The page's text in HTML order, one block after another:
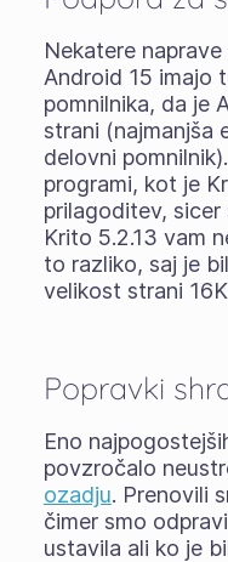
Nekatere
Android 15 imajo
pomnilnika, da je
strani (najmanjša
delovni
programi, kot je
prilagoditev, sicer
Krito 5.2.13 vam
to razliko, saj je
velikost strani
Popravki
Eno
povzročalo
ozadju. Prenovili
čimer smo
ustavila ali ko je